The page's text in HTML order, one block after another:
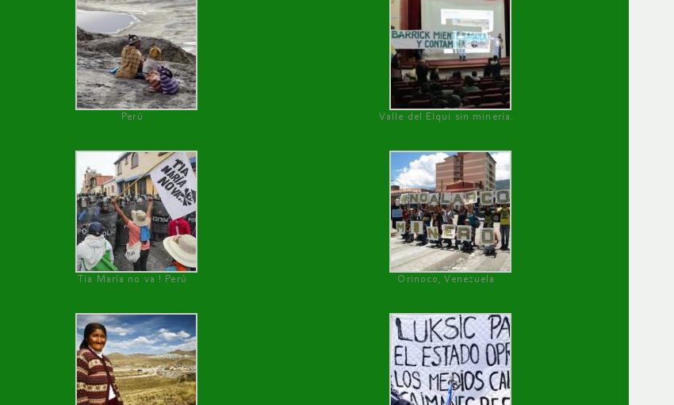
Perú Valle del Elqui sin minería.
Tía María no va ! Perú Orinoco, Venezuela